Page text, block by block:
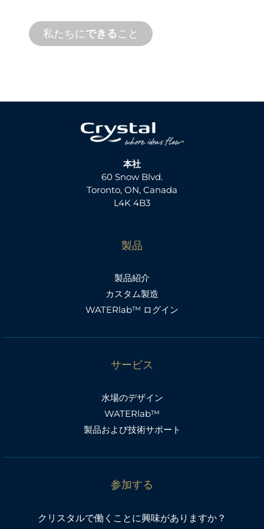
私たちにできること
本社
60 Snow Blvd.
Toronto, ON, Canada
L4K 4B3
製品
製品紹介
カスタム製造
WATERlab™ ログイン
サービス
水場のデザイン
WATERlab™
製品および技術サポート
参加する
クリスタルで働くことに興味がありますか？